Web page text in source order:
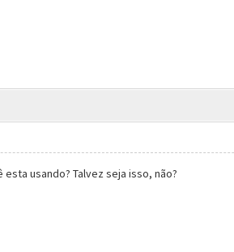
usando? Talvez seja isso, não?